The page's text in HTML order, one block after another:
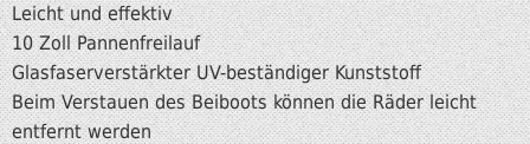
Leicht und effektiv
10 Zoll Pannenfreilauf
Glasfaserverstärkter UV-beständiger Kunststoff
Beim Verstauen des Beiboots können die Räder leicht
entfernt werden